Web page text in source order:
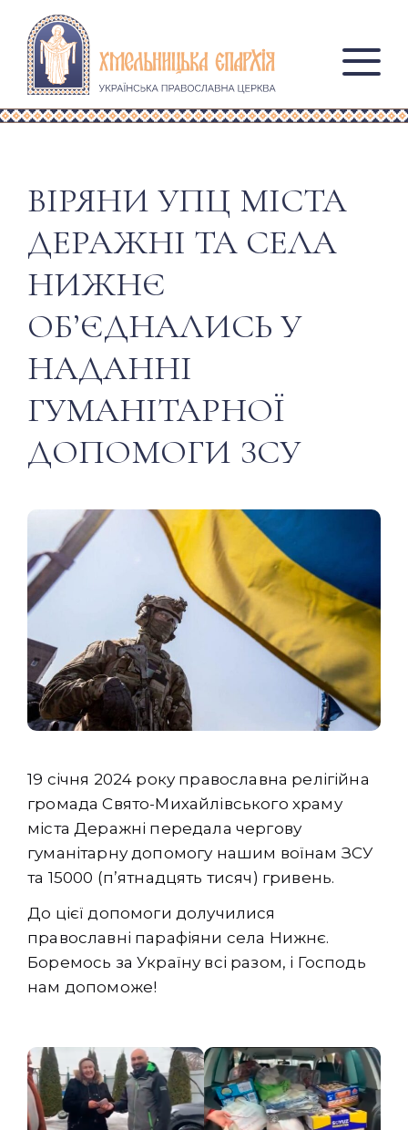
ВІРЯНИ УПЦ МІСТА
ДЕРАЖНІ ТА СЕЛА
НИЖНЄ
ОБ’ЄДНАЛИСЬ У
НАДАННІ
ГУМАНІТАРНОЇ
ДОПОМОГИ ЗСУ
19 січня 2024 року православна релігійна
громада Свято-Михайлівського храму
міста Деражні передала чергову
гуманітарну допомогу нашим воїнам ЗСУ
та 15000 (п’ятнадцять тисяч) гривень.
До цієї допомоги долучилися
православні парафіяни села Нижнє.
Боремось за Україну всі разом, і Господь
нам допоможе!